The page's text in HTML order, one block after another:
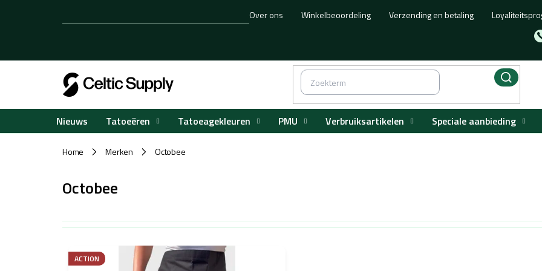
Over ons Winkelbeoordeling Verzending en betaling
Nieuws Tatoeëren Tatoeagekleuren PMU Verbruiksartikelen Speciale aanbieding
Home / Merken / Octobee
Octobee
ACTION